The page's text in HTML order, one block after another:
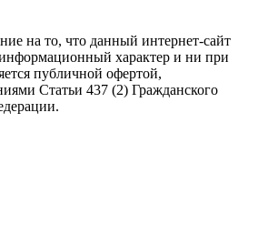
на то, что данный интернет-сайт
характер и ни при
публичной офертой,
Статьи 437 (2) Гражданского